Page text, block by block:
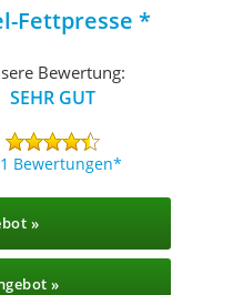
Fettpresse
Bewertung:
SEHR GUT
Bewertungen
»
»